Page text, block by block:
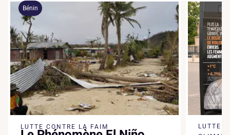
Bénin
LUTTE CONTRE LA FAIM
LUTTE